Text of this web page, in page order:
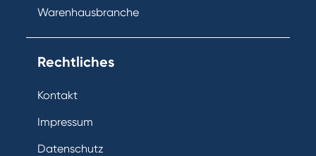
Warenhausbranche
Rechtliches
Kontakt
Impressum
Datenschutz